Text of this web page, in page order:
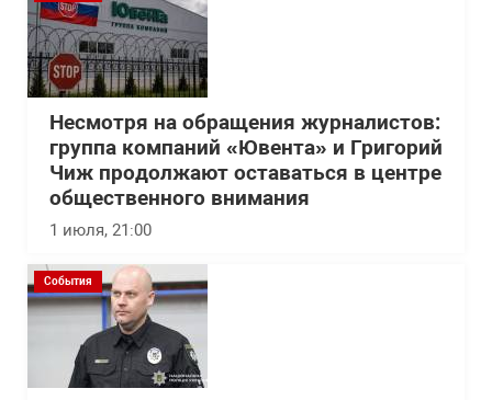
Несмотря на обращения журналистов:
группа компаний «Ювента» и Григорий
Чиж продолжают оставаться в центре
общественного внимания
1 июля, 21:00
События